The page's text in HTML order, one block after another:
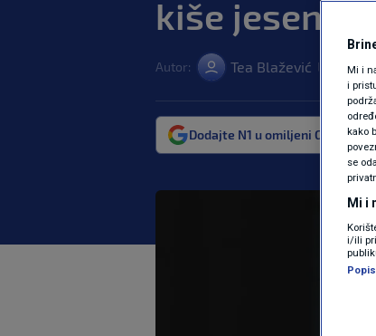
kiše jesenje
Autor: Tea Blažević 09. lis.
Dodajte N1 u omiljeni Google
Mi i
i
kako
se
Mi i
i/ili